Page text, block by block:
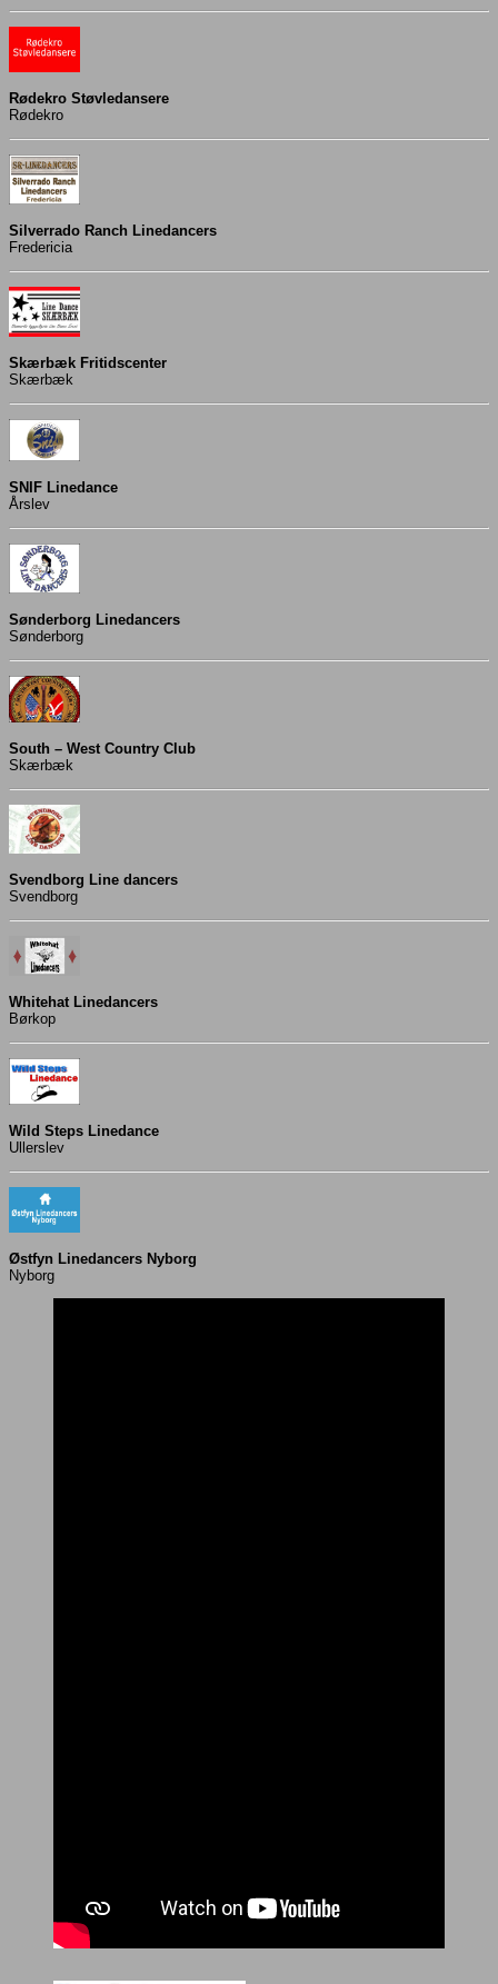
Rødekro Støvledansere
Rødekro
Silverrado Ranch Linedancers
Fredericia
Skærbæk Fritidscenter
Skærbæk
SNIF Linedance
Årslev
Sønderborg Linedancers
Sønderborg
South – West Country Club
Skærbæk
Svendborg Line dancers
Svendborg
Whitehat Linedancers
Børkop
Wild Steps Linedance
Ullerslev
Østfyn Linedancers Nyborg
Nyborg